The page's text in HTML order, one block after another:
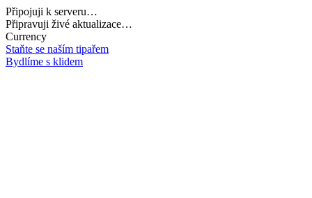
Připojuji k serveru…
Načítám potřebná data…
Currency
Staňte se naším tipařem
Bydlíme s klidem